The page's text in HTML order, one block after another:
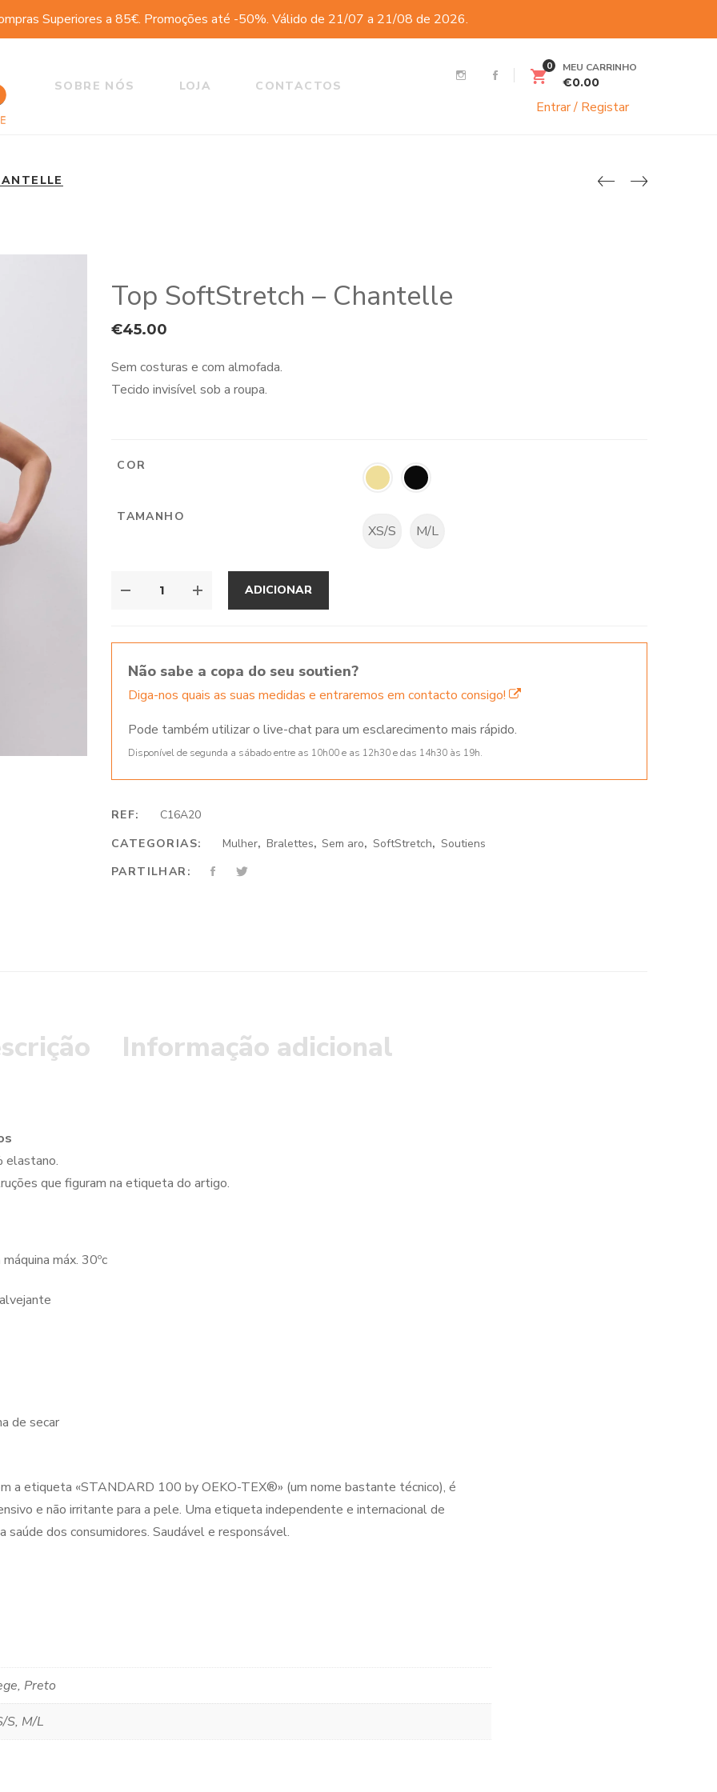
Superiores a 85€. Promoções até -50%. Válido de 21/07 a 21/08 de 2026.
SOBRE NÓS LOJA CONTACTOS
0 MEU CARRINHO
€0.00
Entrar / Registar
Top SoftStretch – Chantelle
€45.00
Sem costuras e com almofada.
Tecido invisível sob a roupa.
COR
TAMANHO
XS/S M/L
ADICIONAR
Não sabe a copa do seu soutien?
Diga-nos quais as suas medidas e entraremos em contacto consigo!
Pode também utilizar o live-chat para um esclarecimento mais rápido.
Disponível de segunda a sábado entre as 10h00 e as 12h30 e das 14h30 às 19h.
REF:
C16A20
CATEGORIAS:
Mulher, Bralettes,Sem aro,SoftStretch,Soutiens
PARTILHAR:
Informação adicional
elastano.
que figuram na etiqueta do artigo.
máx. 30ºc
de secar
a etiqueta «STANDARD 100 by OEKO-TEX®» (um nome bastante técnico), é
e não irritante para a pele. Uma etiqueta independente e internacional de
saúde dos consumidores. Saudável e responsável.
Preto
S, M/L